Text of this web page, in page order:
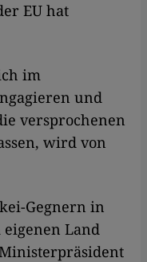
EU hat
im
und
versprochenen
wird von
Gegnern in
Land